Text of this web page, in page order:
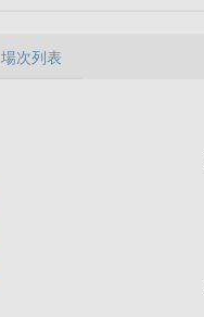
場次列表